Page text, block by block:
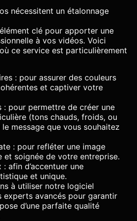
nécessitent un étalonnage
clé pour apporter une
à vos vidéos. Voici
ce service est particulièrement
: pour assurer des couleurs
et captiver votre
: pour permettre de créer une
(tons chauds, froids, ou
message que vous souhaitez
: pour refléter une image
et soignée de votre entreprise.
afin d’accentuer une
et unique.
à utiliser notre logiciel
experts avancés pour garantir
d’une parfaite qualité